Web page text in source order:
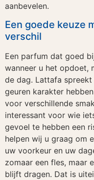
aanbevelen.
Een goede keuze
verschil
Een parfum dat goed
wanneer u het opdoet,
de dag. Lattafa
geuren karakter
voor verschillende
interessant voor wie
gevoel te hebben een
helpen wij u graag om
uw voorkeur en uw
zomaar een fles, maar
blijft dragen. Dat is